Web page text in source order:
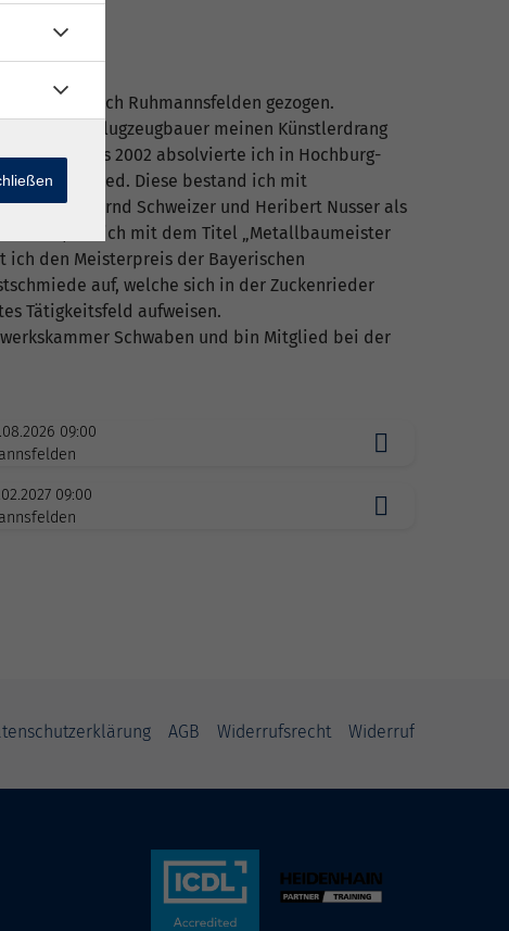
nach Ruhmannsfelden gezogen.
als Flugzeugbauer meinen Künstlerdrang
2000 bis 2002 absolvierte ich in Hochburg-
Kunstschmied. Diese bestand ich mit
ich bei Bernd Schweizer und Heribert Nusser als
die ich mit dem Titel „Metallbaumeister
ich den Meisterpreis der Bayerischen
auf, welche sich in der Zuckenrieder
Tätigkeitsfeld aufweisen.
Schwaben und bin Mitglied bei der
09:00
09:00
AGB Widerrufsrecht Widerruf